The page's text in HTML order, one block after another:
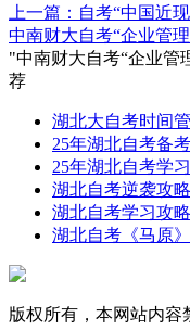
上一篇：自考“中国近
中南财大自考“企业管
"中南财大自考“企业管
荐
湖北大自考时间
25年湖北自考备
25年湖北自考学
湖北自考逆袭攻
湖北自考学习攻
湖北自考《马原
版权所有，本网站内容